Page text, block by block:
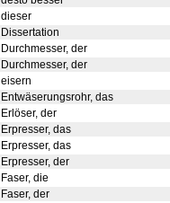
dieser
Dissertation
Durchmesser, der
Durchmesser, der
eisern
Entwäserungsrohr, das
Erlöser, der
Erpresser, das
Erpresser, das
Erpresser, der
Faser, die
Faser, der